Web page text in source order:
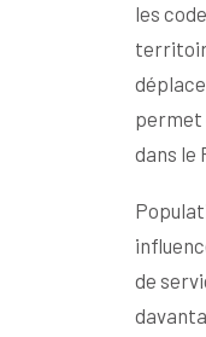
les
permet
dans le
de